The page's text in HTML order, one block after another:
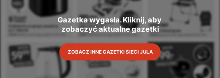
Gazetka wygasła. Kliknij, aby
zobaczyć aktualne gazetki
ZOBACZ INNE GAZETKI SIECI JULA